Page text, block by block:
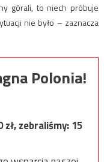
górali, to niech próbuje
nie było – zaznacza
Polonia!
zł, zebraliśmy:15